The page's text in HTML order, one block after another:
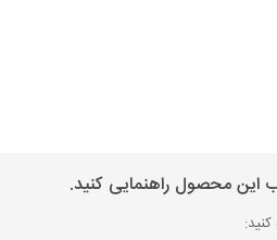
این محصول راهنمایی کنید.